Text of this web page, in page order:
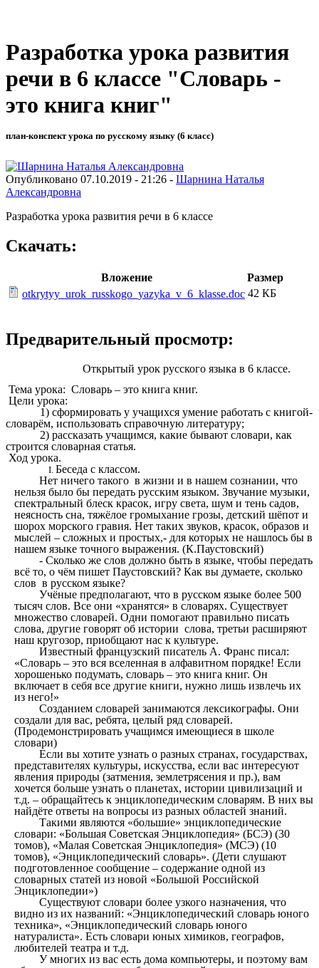
Разработка урока развития
речи в 6 классе "Словарь -
это книга книг"
план-конспект урока по русскому языку (6 класс)
Опубликовано 07.10.2019 - 21:26 - Шарнина Наталья
Александровна
Разработка урока развития речи в 6 классе
Скачать:
Вложение
Размер
otkrytyy_urok_russkogo_yazyka_v_6_klasse.doc 42 КБ
Предварительный просмотр:
Открытый урок русского языка в 6 классе.
Тема урока: Словарь – это книга книг.
Цели урока:
1) сформировать у учащихся умение работать с книгой-
словарём, использовать справочную литературу;
2) рассказать учащимся, какие бывают словари, как
строится словарная статья.
Ход урока.
Беседа с классом.
Нет ничего такого в жизни и в нашем сознании, что
нельзя было бы передать русским языком. Звучание музыки,
спектральный блеск красок, игру света, шум и тень садов,
неясность сна, тяжёлое громыхание грозы, детский шёпот и
шорох морского гравия. Нет таких звуков, красок, образов и
мыслей – сложных и простых,- для которых не нашлось бы в
нашем языке точного выражения. (К.Паустовский)
- Сколько же слов должно быть в языке, чтобы передать
всё то, о чём пишет Паустовский? Как вы думаете, сколько
слов в русском языке?
Учёные предполагают, что в русском языке более 500
тысяч слов. Все они «хранятся» в словарях. Существует
множество словарей. Одни помогают правильно писать
слова, другие говорят об истории слова, третьи расширяют
наш кругозор, приобщают нас к культуре.
Известный французский писатель А. Франс писал:
«Словарь – это вся вселенная в алфавитном порядке! Если
хорошенько подумать, словарь – это книга книг. Он
включает в себя все другие книги, нужно лишь извлечь их
из него!»
Созданием словарей занимаются лексикографы. Они
создали для вас, ребята, целый ряд словарей.
(Продемонстрировать учащимся имеющиеся в школе
словари)
Если вы хотите узнать о разных странах, государствах,
представителях культуры, искусства, если вас интересуют
явления природы (затмения, землетрясения и пр.), вам
хочется больше узнать о планетах, истории цивилизаций и
т.д. – обращайтесь к энциклопедическим словарям. В них вы
найдёте ответы на вопросы из разных областей знаний.
Такими являются «большие» энциклопедические
словари: «Большая Советская Энциклопедия» (БСЭ) (30
томов), «Малая Советская Энциклопедия» (МСЭ) (10
томов), «Энциклопедический словарь». (Дети слушают
подготовленное сообщение – содержание одной из
словарных статей из новой «Большой Российской
Энциклопедии»)
Существуют словари более узкого назначения, что
видно из их названий: «Энциклопедический словарь юного
техника», «Энциклопедический словарь юного
натуралиста». Есть словари юных химиков, географов,
любителей театра и т.д.
У многих из вас есть дома компьютеры, и поэтому вам